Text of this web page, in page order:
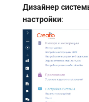
Дизайнер
настройки: